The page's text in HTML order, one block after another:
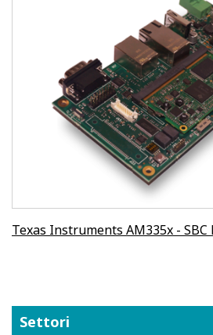
Texas Instruments AM335x - SBC
Settori